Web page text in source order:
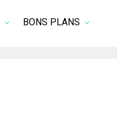
BONS PLANS